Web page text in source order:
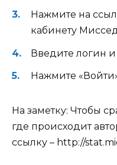
Нажмите на
кабинету
Введите логин
Нажмите
На заметку: Чтобы
где происходит
ссылку – http://